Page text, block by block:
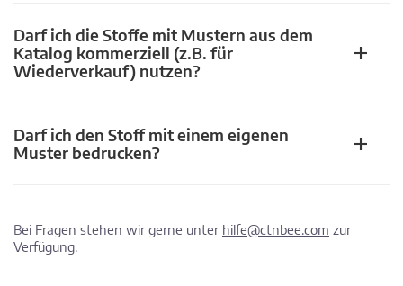
Darf ich die Stoffe mit Mustern aus dem
Katalog kommerziell (z.B. für
Wiederverkauf) nutzen?
Darf ich den Stoff mit einem eigenen
Muster bedrucken?
Bei Fragen stehen wir gerne unter hilfe@ctnbee.com zur
Verfügung.